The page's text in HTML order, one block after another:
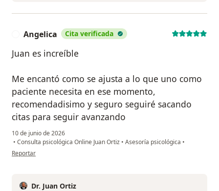
Angelica Cita verificada
Juan es increíble
Me encantó como se ajusta a lo que uno como
paciente necesita en ese momento,
recomendadisimo y seguro seguiré sacando
citas para seguir avanzando
10 de junio de 2026
• Consulta psicológica Online Juan Ortiz • Asesoría psicológica •
en opinión del usuario Angelica
Reportar
Dr. Juan Ortiz